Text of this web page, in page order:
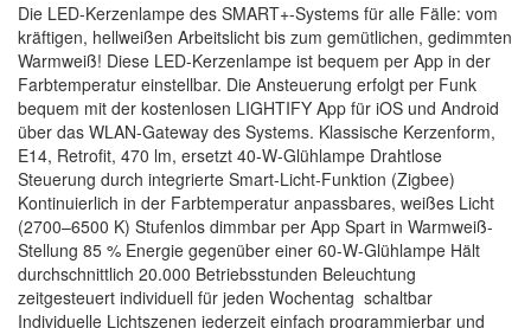
Die LED-Kerzenlampe des SMART+-Systems für alle Fälle: vom
kräftigen, hellweißen Arbeitslicht bis zum gemütlichen, gedimmten
Warmweiß! Diese LED-Kerzenlampe ist bequem per App in der
Farbtemperatur einstellbar. Die Ansteuerung erfolgt per Funk
bequem mit der kostenlosen LIGHTIFY App für iOS und Android
über das WLAN-Gateway des Systems. Klassische Kerzenform,
E14, Retrofit, 470 lm, ersetzt 40-W-Glühlampe Drahtlose
Steuerung durch integrierte Smart-Licht-Funktion (Zigbee)
Kontinuierlich in der Farbtemperatur anpassbares, weißes Licht
(2700–6500 K) Stufenlos dimmbar per App Spart in Warmweiß-
Stellung 85 % Energie gegenüber einer 60-W-Glühlampe Hält
durchschnittlich 20.000 Betriebsstunden Beleuchtung
zeitgesteuert individuell für jeden Wochentag schaltbar
Individuelle Lichtszenen jederzeit einfach programmierbar und